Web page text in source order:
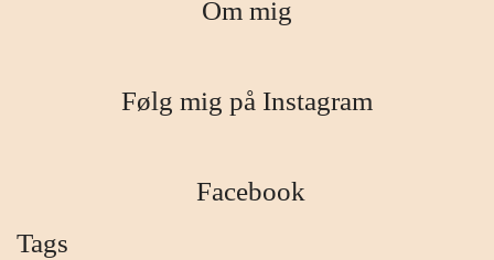
Om mig
Følg mig på Instagram
Facebook
Tags